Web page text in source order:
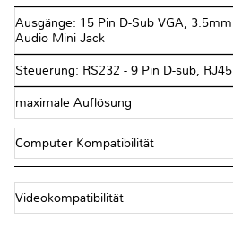
Ausgänge: 15 Pin D-Sub VGA, 3.5mm
Audio Mini Jack
Steuerung: RS232 - 9 Pin D-sub, RJ45
maximale Auflösung
Computer Kompatibilität
Videokompatibilität